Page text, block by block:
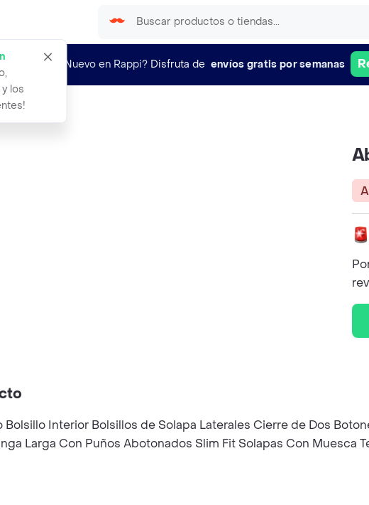
los
¿Nuevo en Rappi? Disfruta de envíos gratis por semanas
Interior Bolsillos de Solapa Laterales Cierre de Dos
Larga Con Puños Abotonados Slim Fit Solapas Con Muesca